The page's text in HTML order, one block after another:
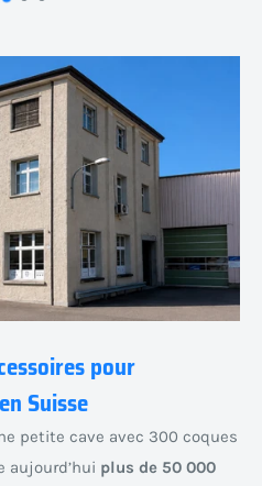
pour
Suisse
petite cave avec 300 coques
aujourd’hui plus de 50 000